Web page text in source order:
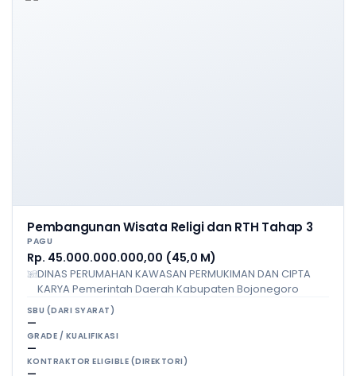
Pembangunan Wisata Religi dan RTH Tahap 3
PAGU
Rp. 45.000.000.000,00 (45,0 M)
DINAS PERUMAHAN KAWASAN PERMUKIMAN DAN CIPTA
KARYA Pemerintah Daerah Kabupaten Bojonegoro
SBU (DARI SYARAT)
—
GRADE / KUALIFIKASI
—
KONTRAKTOR ELIGIBLE (DIREKTORI)